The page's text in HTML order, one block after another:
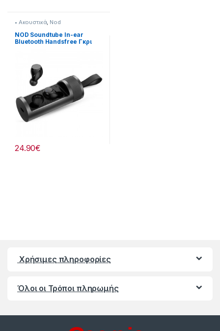
• Ακουστικά, Nod
NOD Soundtube In-ear
Bluetooth Handsfree Γκρι
24.90€
Χρήσιμες πληροφορίες
Όλοι οι Τρόποι πληρωμής